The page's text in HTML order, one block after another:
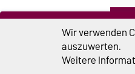
Wir verwenden
auszuwerten.
Weitere